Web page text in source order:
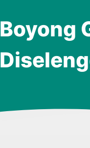
Boyong